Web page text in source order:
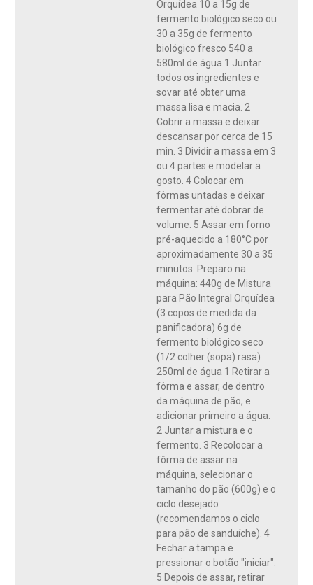
Orquídea 10 a 15g de
fermento biológico seco ou
30 a 35g de fermento
biológico fresco 540 a
580ml de água 1 Juntar
todos os ingredientes e
sovar até obter uma
massa lisa e macia. 2
Cobrir a massa e deixar
descansar por cerca de 15
min. 3 Dividir a massa em 3
ou 4 partes e modelar a
gosto. 4 Colocar em
fôrmas untadas e deixar
fermentar até dobrar de
volume. 5 Assar em forno
pré-aquecido a 180°C por
aproximadamente 30 a 35
minutos. Preparo na
máquina: 440g de Mistura
para Pão Integral Orquídea
(3 copos de medida da
panificadora) 6g de
fermento biológico seco
(1/2 colher (sopa) rasa)
250ml de água 1 Retirar a
fôrma e assar, de dentro
da máquina de pão, e
adicionar primeiro a água.
2 Juntar a mistura e o
fermento. 3 Recolocar a
fôrma de assar na
máquina, selecionar o
tamanho do pão (600g) e o
ciclo desejado
(recomendamos o ciclo
para pão de sanduíche). 4
Fechar a tampa e
pressionar o botão "iniciar".
5 Depois de assar, retirar